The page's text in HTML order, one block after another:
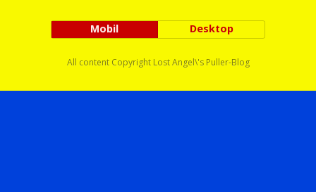
Mobil Desktop
All content Copyright Lost Angel\'s Puller-Blog